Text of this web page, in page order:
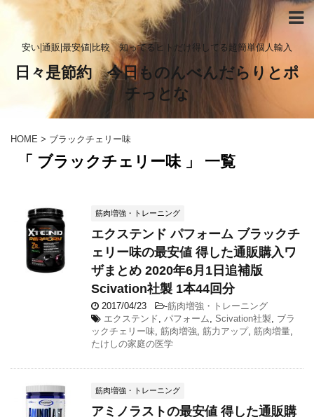
安い|通販|最安値|比較 知ってるヒトだけ得してる超簡単個人輸入
日々是節約 今日ものんべんだらりとポ
チっとな
HOME > ブラックチェリー味
「 ブラックチェリー味 」 一覧
筋肉増強・トレーニング
エクステンド パフォーム ブラックチ
ェリー味の最安値 得した通販購入ワ
ザまとめ 2020年6月1日追補版
Scivation社製 1本44回分
2017/04/23 -筋肉増強・トレーニング
エクステンド, パフォーム, Scivation社製, ブラ
ックチェリー味, 筋肉増強, 筋力アップ, 筋肉増量,
たけしの家庭の医学
筋肉増強・トレーニング
アミノラストの最安値 得した通販購